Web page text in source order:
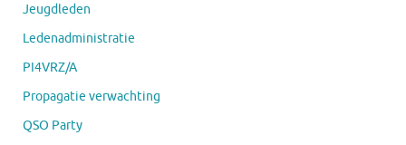
Jeugdleden
Ledenadministratie
PI4VRZ/A
Propagatie verwachting
QSO Party